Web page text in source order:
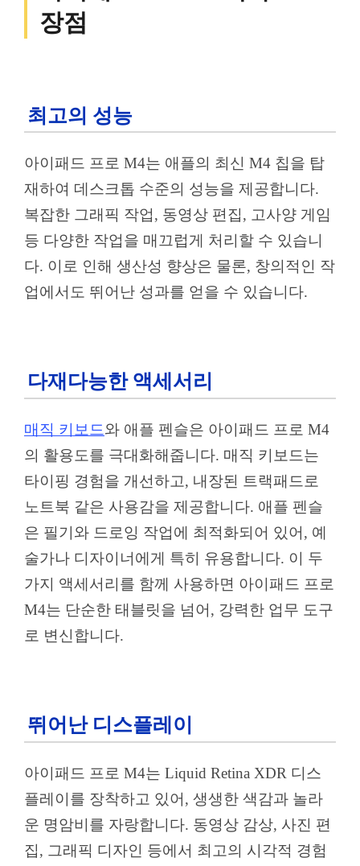
장점
최고의 성능
아이패드 프로 M4는 애플의 최신 M4 칩을 탑
재하여 데스크톱 수준의 성능을 제공합니다.
복잡한 그래픽 작업, 동영상 편집, 고사양 게임
등 다양한 작업을 매끄럽게 처리할 수 있습니
다. 이로 인해 생산성 향상은 물론, 창의적인 작
업에서도 뛰어난 성과를 얻을 수 있습니다.
다재다능한 액세서리
매직 키보드와 애플 펜슬은 아이패드 프로 M4
의 활용도를 극대화해줍니다. 매직 키보드는
타이핑 경험을 개선하고, 내장된 트랙패드로
노트북 같은 사용감을 제공합니다. 애플 펜슬
은 필기와 드로잉 작업에 최적화되어 있어, 예
술가나 디자이너에게 특히 유용합니다. 이 두
가지 액세서리를 함께 사용하면 아이패드 프로
M4는 단순한 태블릿을 넘어, 강력한 업무 도구
로 변신합니다.
뛰어난 디스플레이
아이패드 프로 M4는 Liquid Retina XDR 디스
플레이를 장착하고 있어, 생생한 색감과 놀라
운 명암비를 자랑합니다. 동영상 감상, 사진 편
집, 그래픽 디자인 등에서 최고의 시각적 경험